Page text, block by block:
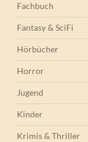
Fachbuch
Fantasy & SciFi
Hörbücher
Horror
Jugend
Kinder
Krimis & Thriller